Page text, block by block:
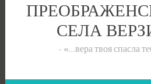
СЕЛА
«…вера твоя спасла